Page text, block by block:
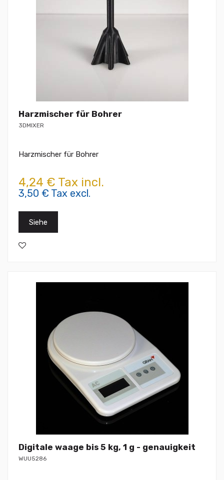
Harzmischer für Bohrer
3DMIXER
Harzmischer für Bohrer
4,24 € Tax incl.
3,50 € Tax excl.
Siehe
Digitale waage bis 5 kg, 1 g - genauigkeit
WUU5286